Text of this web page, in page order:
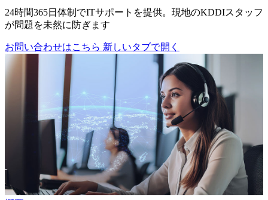
24時間365日体制でITサポートを提供。現地のKDDIスタッフ
が問題を未然に防ぎます
お問い合わせはこちら 新しいタブで開く